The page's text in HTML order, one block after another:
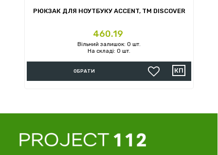
РЮКЗАК ДЛЯ НОУТБУКУ ACCENT, TM DISCOVER
Ціна
460.19
Вільний залишок: 0 шт.
На складі: 0 шт.
ОБРАТИ